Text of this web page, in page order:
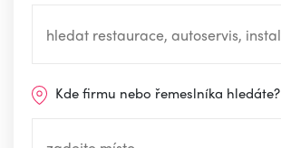
Kde firmu nebo řemeslníka hledáte?